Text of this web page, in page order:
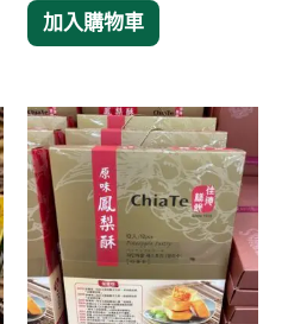
was:
NT$ 584.
加入購物車